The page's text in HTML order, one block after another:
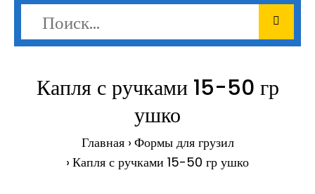
Капля с ручками 15-50 гр
ушко
Главная Формы для грузил
Капля с ручками 15-50 гр ушко